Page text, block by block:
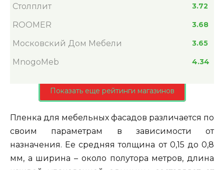
Столплит 3.72
ROOMER 3.68
Московский Дом Мебели 3.65
MnogoMeb 4.34
Показать еще рейтинги магазинов
Пленка для мебельных фасадов различается по
своим параметрам в зависимости от
назначения. Ее средняя толщина от 0,15 до 0,8
мм, а ширина – около полутора метров, длина